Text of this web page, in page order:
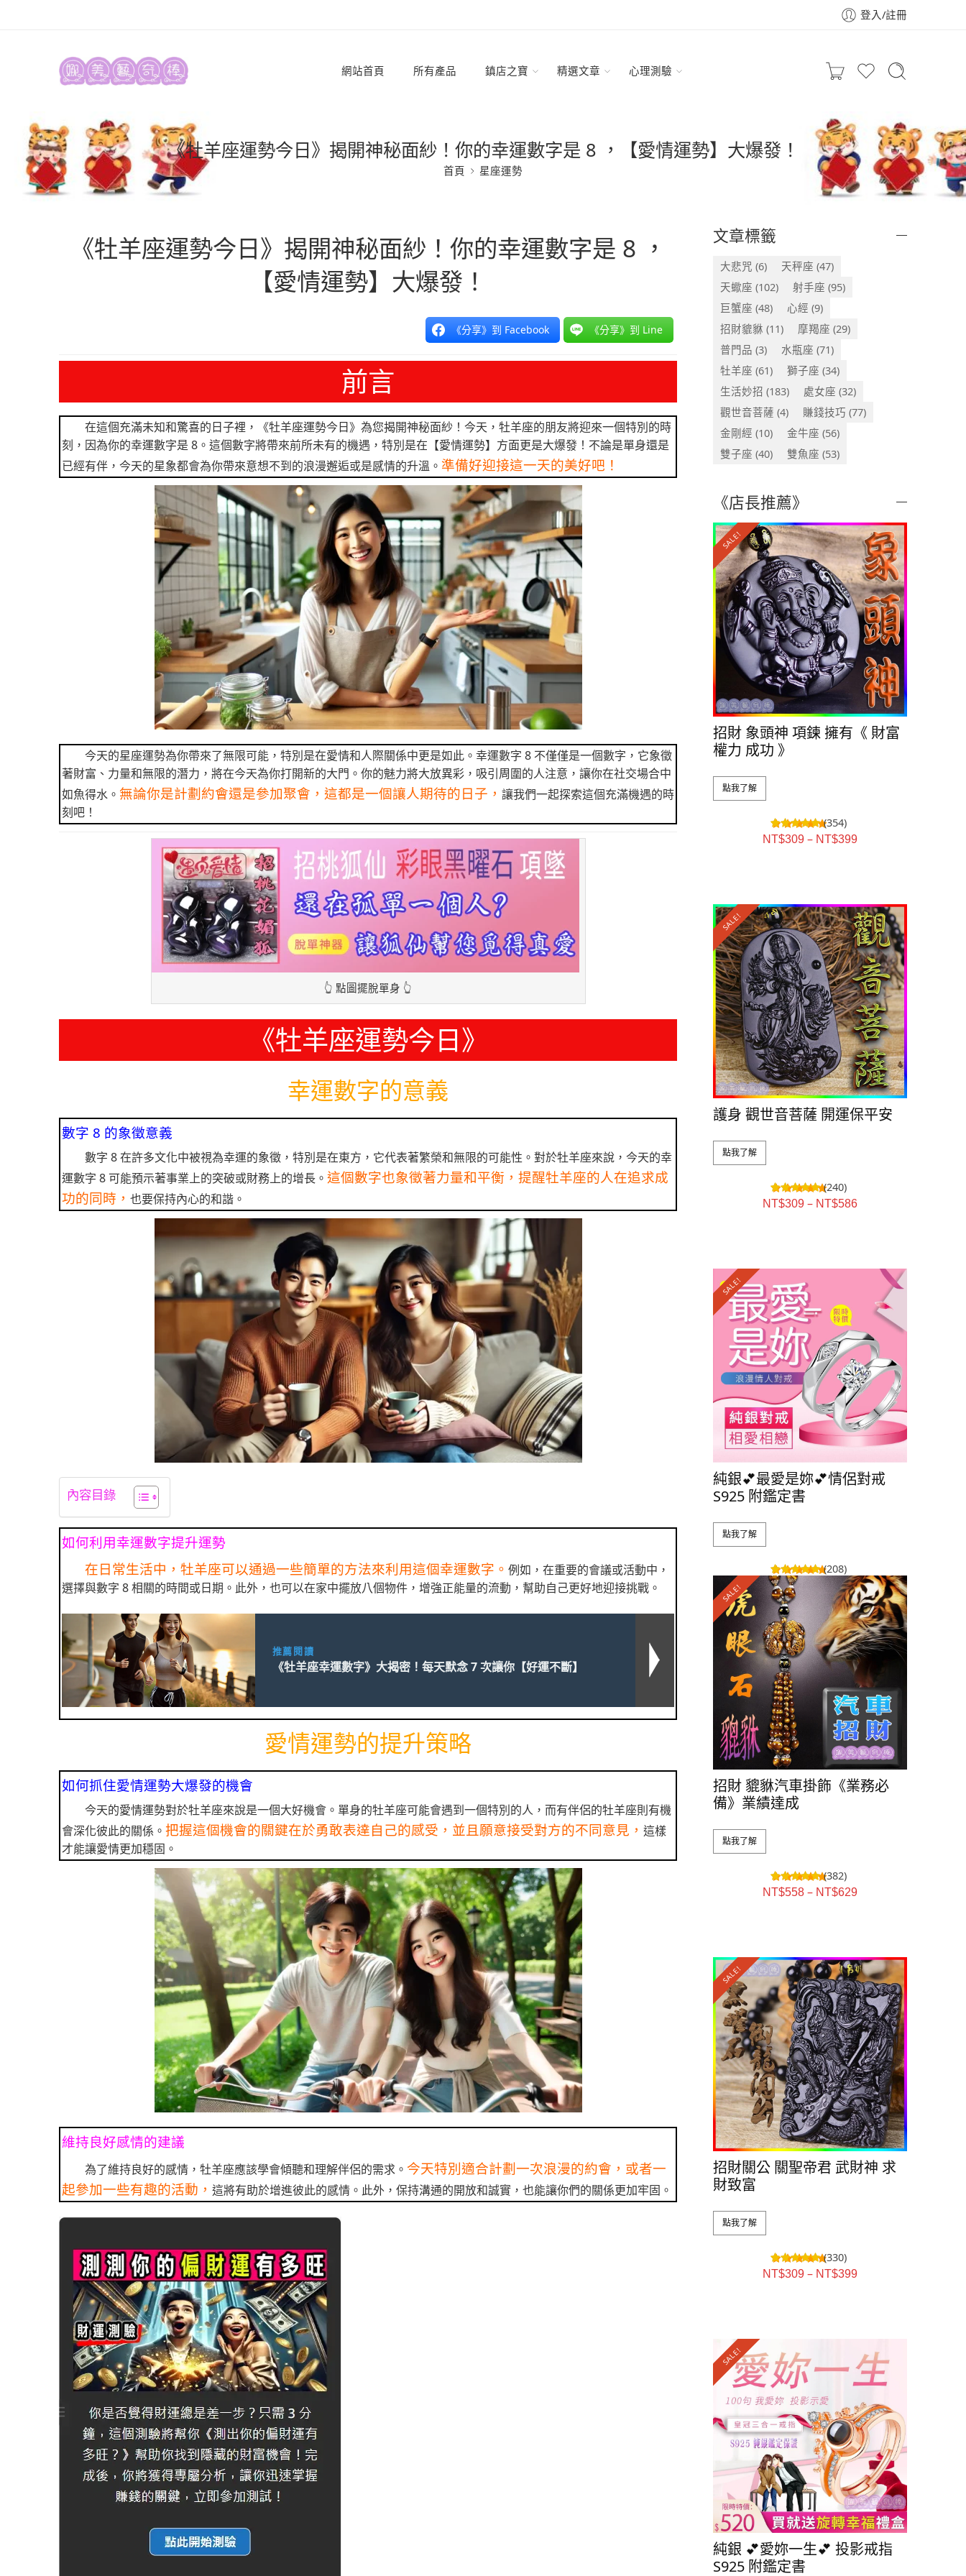
登入/註冊
網站首頁 所有產品 鎮店之寶 精選文章 心理測驗
《牡羊座運勢今日》揭開神秘面紗！你的幸運數字是 8 ，【愛情運勢】大爆發！
首頁 星座運勢
《牡羊座運勢今日》揭開神秘面紗！你的幸運數字是 8 ，
【愛情運勢】大爆發！
《分享》到 Facebook 《分享》到 Line
前言
在這個充滿未知和驚喜的日子裡，《牡羊座運勢今日》為您揭開神秘面紗！今天，牡羊座的朋友將迎來一個特別的時
刻，因為你的幸運數字是 8。這個數字將帶來前所未有的機遇，特別是在【愛情運勢】方面更是大爆發！不論是單身還是
已經有伴，今天的星象都會為你帶來意想不到的浪漫邂逅或是感情的升溫。 準備好迎接這一天的美好吧！
今天的星座運勢為你帶來了無限可能，特別是在愛情和人際關係中更是如此。幸運數字 8 不僅僅是一個數字，它象徵
著財富、力量和無限的潛力，將在今天為你打開新的大門。你的魅力將大放異彩，吸引周圍的人注意，讓你在社交場合中
如魚得水。 無論你是計劃約會還是參加聚會，這都是一個讓人期待的日子， 讓我們一起探索這個充滿機遇的時
刻吧！
👆 點圖擺脫單身 👆
《牡羊座運勢今日》
幸運數字的意義
數字 8 的象徵意義
數字 8 在許多文化中被視為幸運的象徵，特別是在東方，它代表著繁榮和無限的可能性。對於牡羊座來說，今天的幸
運數字 8 可能預示著事業上的突破或財務上的增長。 這個數字也象徵著力量和平衡，提醒牡羊座的人在追求成
功的同時， 也要保持內心的和諧。
內容目錄
如何利用幸運數字提升運勢
在日常生活中，牡羊座可以通過一些簡單的方法來利用這個幸運數字。 例如，在重要的會議或活動中，
選擇與數字 8 相關的時間或日期。此外，也可以在家中擺放八個物件，增強正能量的流動，幫助自己更好地迎接挑戰。
推薦閱讀
《牡羊座幸運數字》大揭密！每天默念 7 次讓你【好運不斷】
愛情運勢的提升策略
如何抓住愛情運勢大爆發的機會
今天的愛情運勢對於牡羊座來說是一個大好機會。單身的牡羊座可能會遇到一個特別的人，而有伴侶的牡羊座則有機
會深化彼此的關係。 把握這個機會的關鍵在於勇敢表達自己的感受，並且願意接受對方的不同意見， 這樣
才能讓愛情更加穩固。
維持良好感情的建議
為了維持良好的感情，牡羊座應該學會傾聽和理解伴侶的需求。 今天特別適合計劃一次浪漫的約會，或者一
起參加一些有趣的活動， 這將有助於增進彼此的感情。此外，保持溝通的開放和誠實，也能讓你們的關係更加牢固。
文章標籤
大悲咒 (6) 天秤座 (47)
天蠍座 (102) 射手座 (95)
巨蟹座 (48) 心經 (9)
招財貔貅 (11) 摩羯座 (29)
普門品 (3) 水瓶座 (71)
牡羊座 (61) 獅子座 (34)
生活妙招 (183) 處女座 (32)
觀世音菩薩 (4) 賺錢技巧 (77)
金剛經 (10) 金牛座 (56)
雙子座 (40) 雙魚座 (53)
《店長推薦》
SALE!
招財 象頭神 項鍊 擁有《 財富
權力 成功 》
點我了解
(354)
NT$309 – NT$399
SALE!
護身 觀世音菩薩 開運保平安
點我了解
(240)
NT$309 – NT$586
SALE!
純銀💕最愛是妳💕情侶對戒
S925 附鑑定書
點我了解
(208)
SALE!
招財 貔貅汽車掛飾《業務必
備》業績達成
點我了解
(382)
NT$558 – NT$629
SALE!
招財關公 關聖帝君 武財神 求
財致富
點我了解
(330)
NT$309 – NT$399
SALE!
純銀 💕愛妳一生💕 投影戒指
S925 附鑑定書